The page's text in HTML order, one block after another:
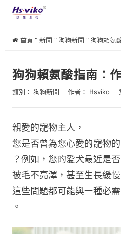
首頁 " 新聞 " 狗狗新聞 " 狗狗賴氨
狗狗賴氨酸指南：
類別： 狗狗新聞 作者： Hsviko
親愛的寵物主人，
您是否曾為您心愛的寵物
？例如，您的愛犬最近是
被毛不亮澤，甚至生長緩慢
這些問題都可能與一種必
。